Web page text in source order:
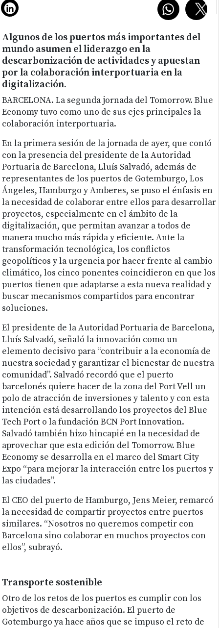
Algunos de los puertos más importantes del
mundo asumen el liderazgo en la
descarbonización de actividades y apuestan
por la colaboración interportuaria en la
digitalización.
BARCELONA. La segunda jornada del Tomorrow. Blue
Economy tuvo como uno de sus ejes principales la
colaboración interportuaria.
En la primera sesión de la jornada de ayer, que contó
con la presencia del presidente de la Autoridad
Portuaria de Barcelona, Lluís Salvadó, además de
representantes de los puertos de Gotemburgo, Los
Ángeles, Hamburgo y Amberes, se puso el énfasis en
la necesidad de colaborar entre ellos para desarrollar
proyectos, especialmente en el ámbito de la
digitalización, que permitan avanzar a todos de
manera mucho más rápida y eficiente. Ante la
transformación tecnológica, los conflictos
geopolíticos y la urgencia por hacer frente al cambio
climático, los cinco ponentes coincidieron en que los
puertos tienen que adaptarse a esta nueva realidad y
buscar mecanismos compartidos para encontrar
soluciones.
El presidente de la Autoridad Portuaria de Barcelona,
Lluís Salvadó, señaló la innovación como un
elemento decisivo para “contribuir a la economía de
nuestra sociedad y garantizar el bienestar de nuestra
comunidad”. Salvadó recordó que el puerto
barcelonés quiere hacer de la zona del Port Vell un
polo de atracción de inversiones y talento y con esta
intención está desarrollando los proyectos del Blue
Tech Port o la fundación BCN Port Innovation.
Salvadó también hizo hincapié en la necesidad de
aprovechar que esta edición del Tomorrow. Blue
Economy se desarrolla en el marco del Smart City
Expo “para mejorar la interacción entre los puertos y
las ciudades”.
El CEO del puerto de Hamburgo, Jens Meier, remarcó
la necesidad de compartir proyectos entre puertos
similares. “Nosotros no queremos competir con
Barcelona sino colaborar en muchos proyectos con
ellos”, subrayó.
Transporte sostenible
Otro de los retos de los puertos es cumplir con los
objetivos de descarbonización. El puerto de
Gotemburgo ya hace años que se impuso el reto de